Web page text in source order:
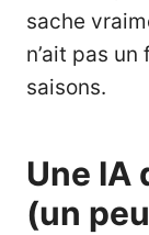
sache
n’ait pas
saisons.
Une IA
(un